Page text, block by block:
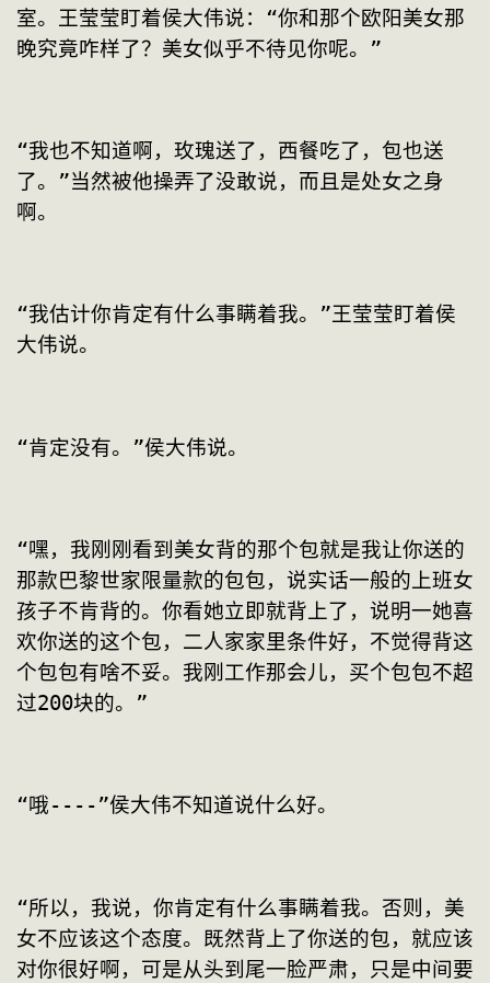
室。王莹莹盯着侯大伟说：“你和那个欧阳美女那
晚究竟咋样了？美女似乎不待见你呢。”
“我也不知道啊，玫瑰送了，西餐吃了，包也送
了。”当然被他操弄了没敢说，而且是处女之身
啊。
“我估计你肯定有什么事瞒着我。”王莹莹盯着侯
大伟说。
“肯定没有。”侯大伟说。
“嘿，我刚刚看到美女背的那个包就是我让你送的
那款巴黎世家限量款的包包，说实话一般的上班女
孩子不肯背的。你看她立即就背上了，说明一她喜
欢你送的这个包，二人家家里条件好，不觉得背这
个包包有啥不妥。我刚工作那会儿，买个包包不超
过200块的。”
“哦----”侯大伟不知道说什么好。
“所以，我说，你肯定有什么事瞒着我。否则，美
女不应该这个态度。既然背上了你送的包，就应该
对你很好啊，可是从头到尾一脸严肃，只是中间要